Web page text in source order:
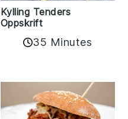
Kylling Tenders
Oppskrift
35 Minutes